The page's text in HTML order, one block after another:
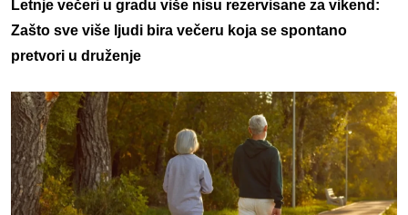
Letnje večeri u gradu više nisu rezervisane za vikend:
Zašto sve više ljudi bira večeru koja se spontano
pretvori u druženje